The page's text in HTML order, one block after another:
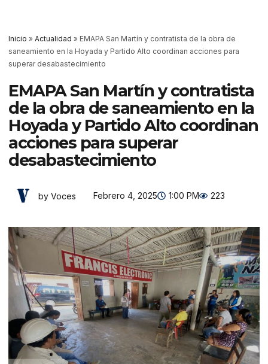
Inicio » Actualidad » EMAPA San Martín y contratista de la obra de
saneamiento en la Hoyada y Partido Alto coordinan acciones para
superar desabastecimiento
EMAPA San Martín y contratista
de la obra de saneamiento en la
Hoyada y Partido Alto coordinan
acciones para superar
desabastecimiento
by Voces Febrero 4, 2025 1:00 PM 223